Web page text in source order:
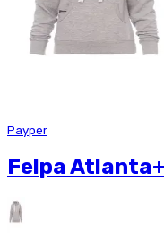
Payper
Felpa